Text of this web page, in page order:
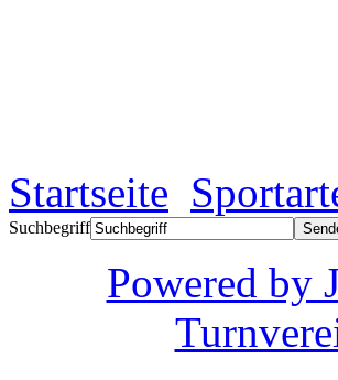
Startseite
Suchbegriff
Powered